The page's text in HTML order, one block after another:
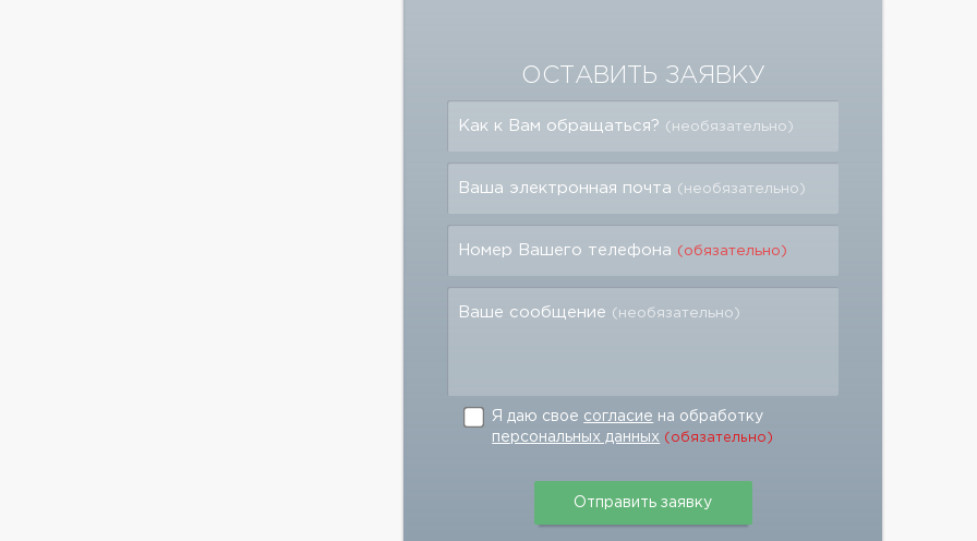
ОСТАВИТЬ ЗАЯВКУ
Как к Вам обращаться? (необязательно)
Ваша электронная почта (необязательно)
Номер Вашего телефона (обязательно)
Ваше сообщение (необязательно)
Я даю свое согласие на обработку
персональных данных (обязательно)